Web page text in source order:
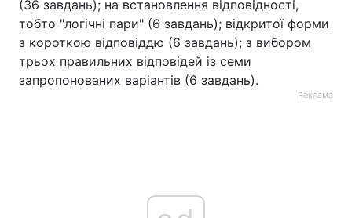
(36 завдань); на встановлення відповідності,
тобто "логічні пари" (6 завдань); відкритої форми
з короткою відповіддю (6 завдань); з вибором
трьох правильних відповідей із семи
запропонованих варіантів (6 завдань).
Реклама